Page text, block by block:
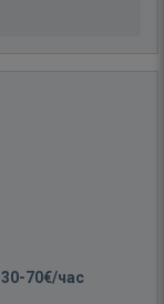
30-70€/час